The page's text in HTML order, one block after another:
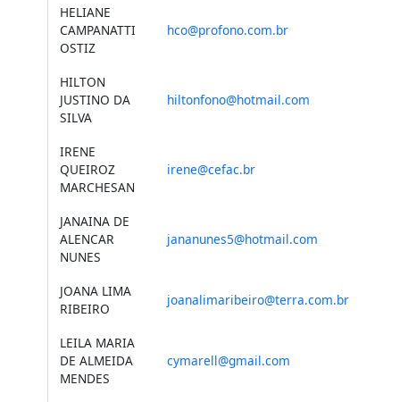
HELIANE
CAMPANATTI
OSTIZ
hco@profono.com.br
HILTON
JUSTINO DA
SILVA
hiltonfono@hotmail.com
IRENE
QUEIROZ
MARCHESAN
irene@cefac.br
JANAINA DE
ALENCAR
NUNES
jananunes5@hotmail.com
JOANA LIMA
RIBEIRO
joanalimaribeiro@terra.com.br
LEILA MARIA
DE ALMEIDA
MENDES
cymarell@gmail.com